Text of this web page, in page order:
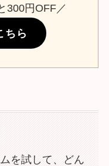
300円OFF／
ちら
を試して、どん